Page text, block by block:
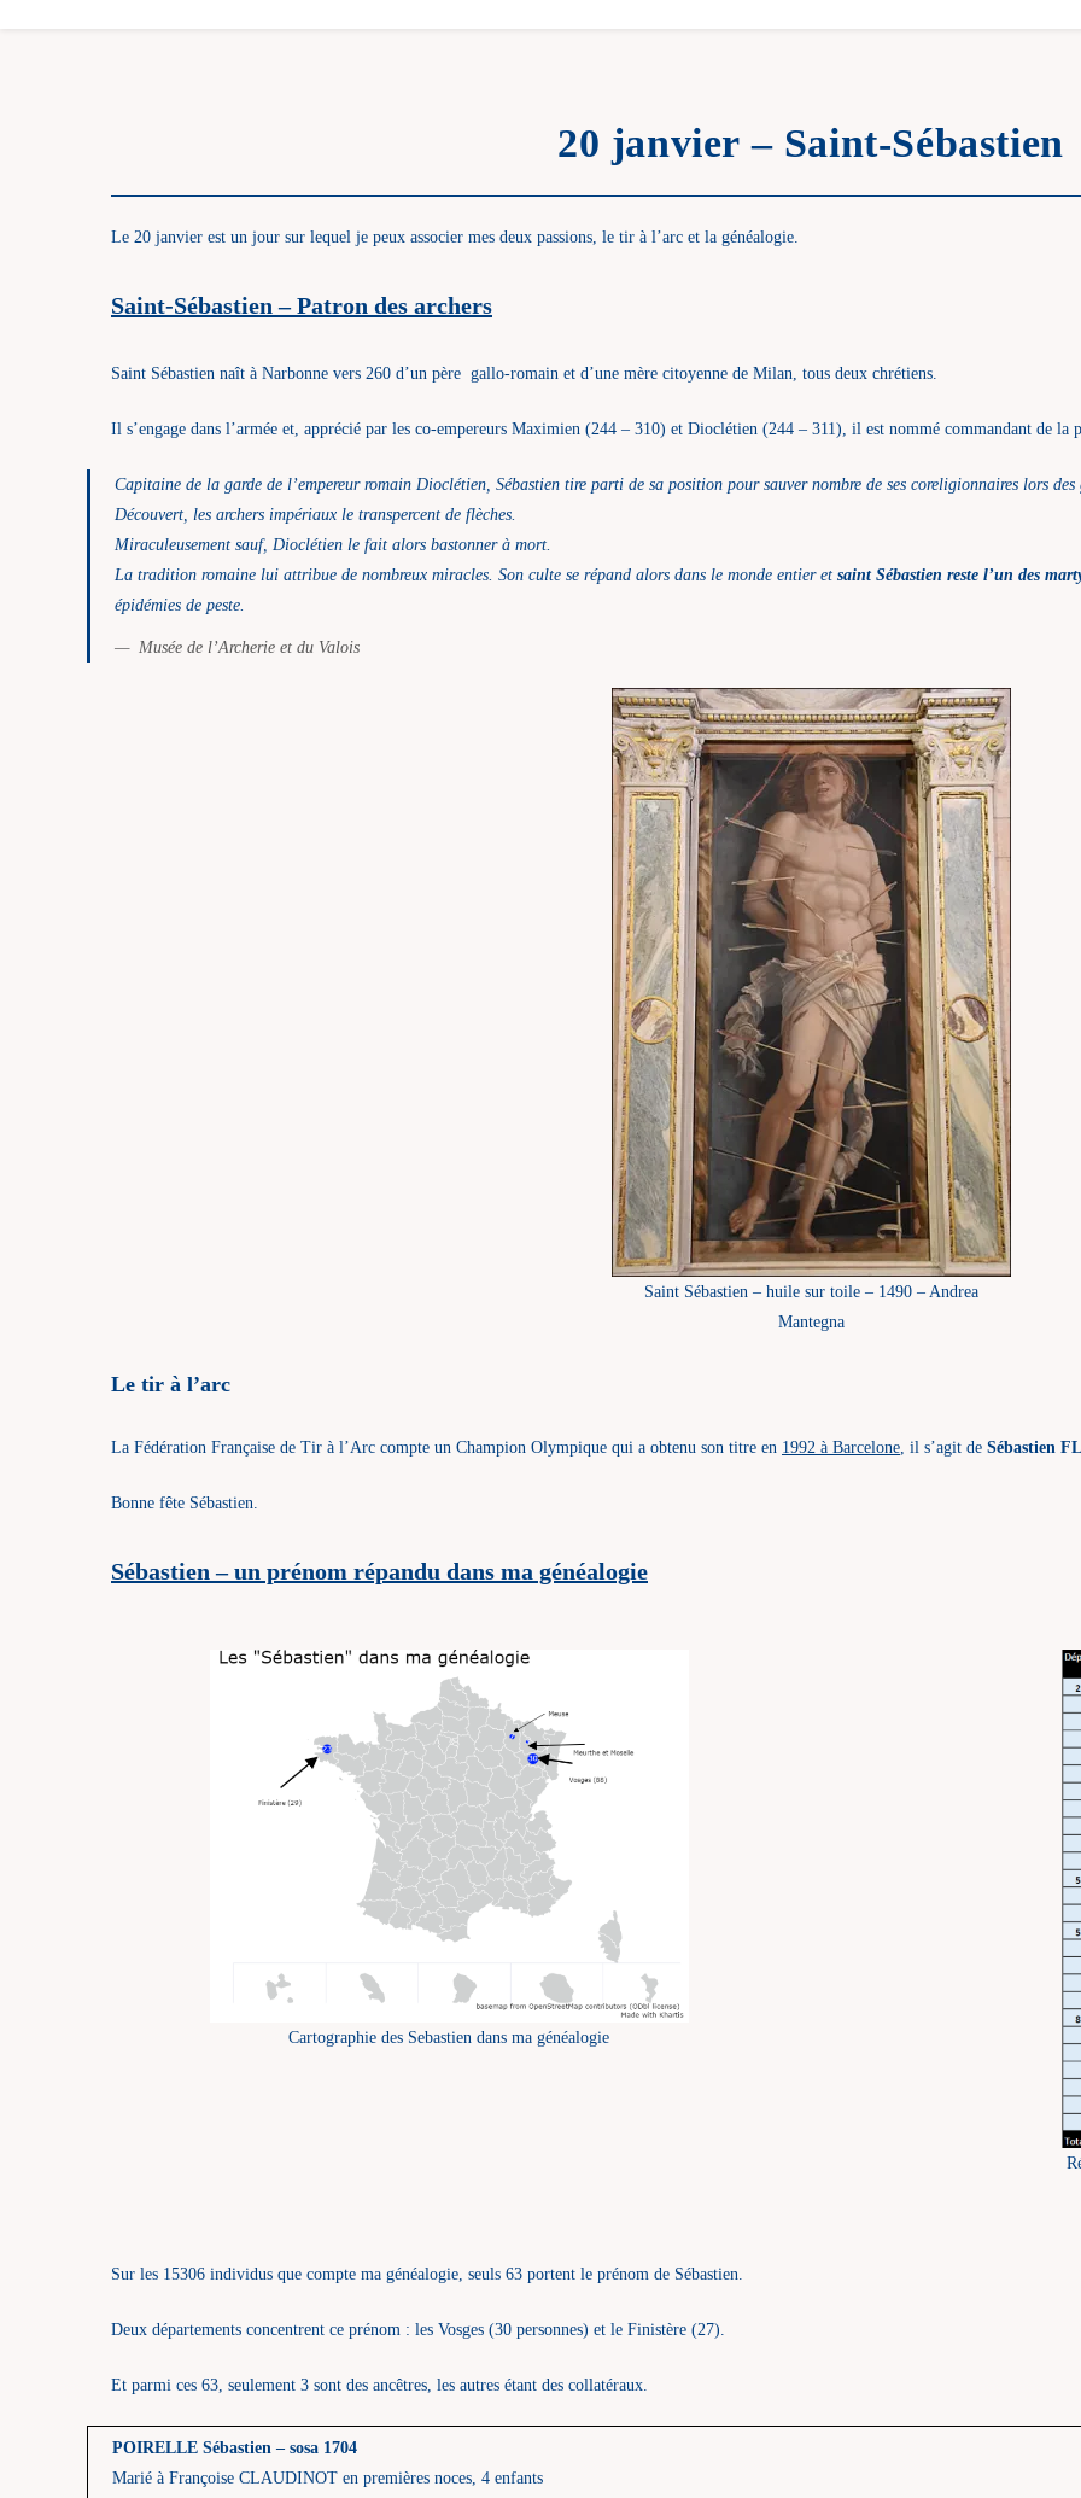
20 janvier – Saint-Sébastien
Le 20 janvier est un jour sur lequel je peux associer mes deux passions, le tir à l’arc et la généalogie.
Saint-Sébastien – Patron des archers
Saint Sébastien naît à Narbonne vers 260 d’un père gallo-romain et d’une mère citoyenne de Milan, tous deux chrétiens.
Il s’engage dans l’armée et, apprécié par les co-empereurs Maximien (244 – 310) et Dioclétien (244 – 311), il est nommé commandant de la
Capitaine de la garde de l’empereur romain Dioclétien, Sébastien tire parti de sa position pour sauver nombre de ses coreligionnaires lors
Découvert, les archers impériaux le transpercent de flèches.
Miraculeusement sauf, Dioclétien le fait alors bastonner à mort.
La tradition romaine lui attribue de nombreux miracles. Son culte se répand alors dans le monde entier et saint Sébastien reste l’un des
épidémies de peste.
Musée de l’Archerie et du Valois
Saint Sébastien – huile sur toile – 1490 – Andrea
Mantegna
Le tir à l’arc
La Fédération Française de Tir à l’Arc compte un Champion Olympique qui a obtenu son titre en 1992 à Barcelone, il s’agit de Sébastien
Bonne fête Sébastien.
Sébastien – un prénom répandu dans ma généalogie
Cartographie des Sebastien dans ma généalogie
Sur les 15306 individus que compte ma généalogie, seuls 63 portent le prénom de Sébastien.
Deux départements concentrent ce prénom : les Vosges (30 personnes) et le Finistère (27).
Et parmi ces 63, seulement 3 sont des ancêtres, les autres étant des collatéraux.
POIRELLE Sébastien – sosa 1704
Marié à Françoise CLAUDINOT en premières noces, 4 enfants